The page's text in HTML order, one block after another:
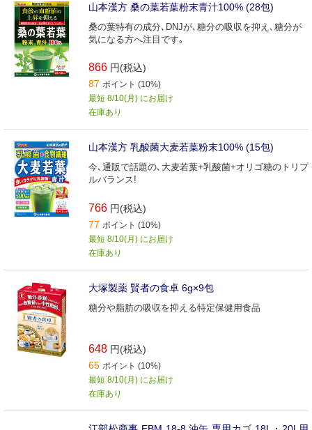
山本漢方 桑の葉若葉粉末青汁100% (28包)
桑の葉特有の成分､DNJが､糖分の吸収を抑え､糖分が
気になる方へ注目です｡
866 円(税込)
87 ポイント (10%)
最短 8/10(月) にお届け
在庫あり
山本漢方 乳酸菌大麦若葉粉末100% (15包)
今､通販で話題の､大麦若葉+乳酸菌+オリゴ糖のトリプ
ルバランス!
766 円(税込)
77 ポイント (10%)
最短 8/10(月) にお届け
在庫あり
大塚製薬 賢者の食卓 6g×9包
糖分や脂肪の吸収を抑える特定保健用食品
648 円(税込)
65 ポイント (10%)
最短 8/10(月) にお届け
在庫あり